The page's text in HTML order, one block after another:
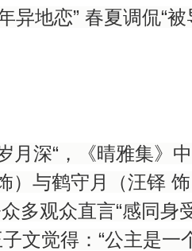
异地恋” 春夏调侃“
月深“，《晴雅集》
）与鹤守月（汪铎
多观众直言“感同身
子文觉得：“公主是